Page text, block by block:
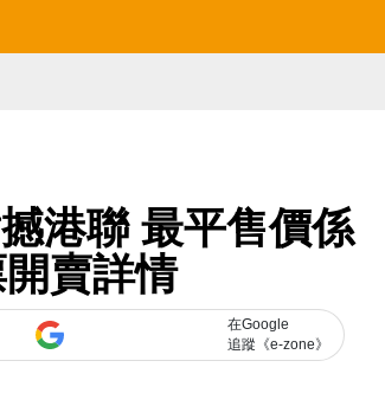
港聯 最平售價係
賣詳情
在Google
追蹤《e-zone》